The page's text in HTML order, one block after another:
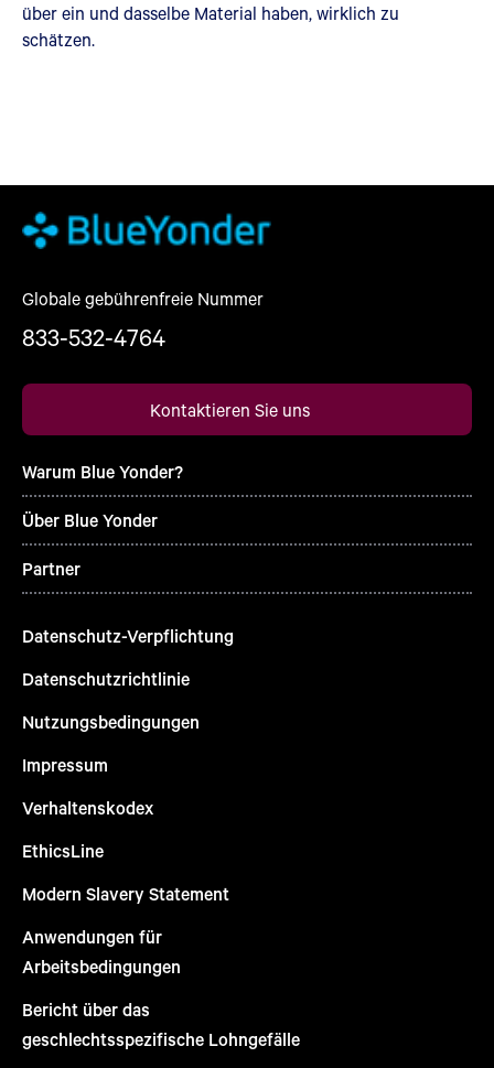
über ein und dasselbe Material haben, wirklich zu
schätzen.
Globale gebührenfreie Nummer
833-532-4764
Kontaktieren Sie uns
Warum Blue Yonder?
Über Blue Yonder
Partner
Datenschutz-Verpflichtung
Datenschutzrichtlinie
Nutzungsbedingungen
Impressum
Verhaltenskodex
EthicsLine
Modern Slavery Statement
Anwendungen für
Arbeitsbedingungen
Bericht über das
geschlechtsspezifische Lohngefälle